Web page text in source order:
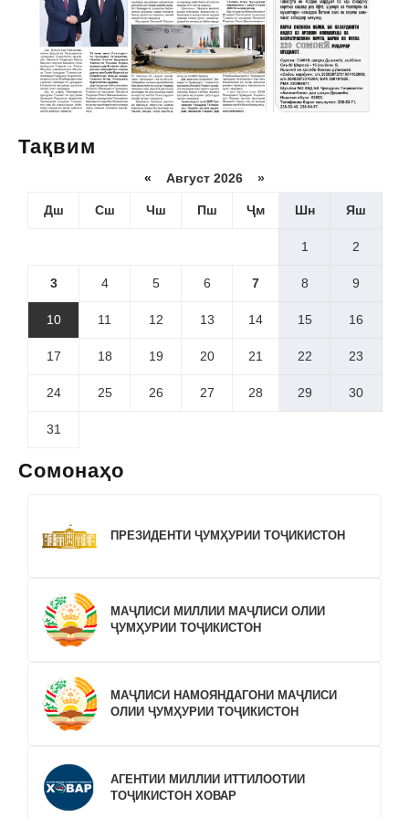
Тақвим
« Август 2026 »
Дш Сш Чш Пш Ҷм Шн Яш
1 2
3 4 5 6 7 8 9
10 11 12 13 14 15 16
17 18 19 20 21 22 23
24 25 26 27 28 29 30
31
Сомонаҳо
ПРЕЗИДЕНТИ ҶУМҲУРИИ ТОҶИКИСТОН
МАҶЛИСИ МИЛЛИИ МАҶЛИСИ ОЛИИ
ҶУМҲУРИИ ТОҶИКИСТОН
МАҶЛИСИ НАМОЯНДАГОНИ МАҶЛИСИ
ОЛИИ ҶУМҲУРИИ ТОҶИКИСТОН
АГЕНТИИ МИЛЛИИ ИТТИЛООТИИ
ТОҶИКИСТОН ХОВАР